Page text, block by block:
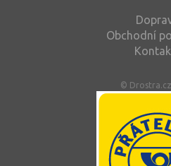
Obchodní
©